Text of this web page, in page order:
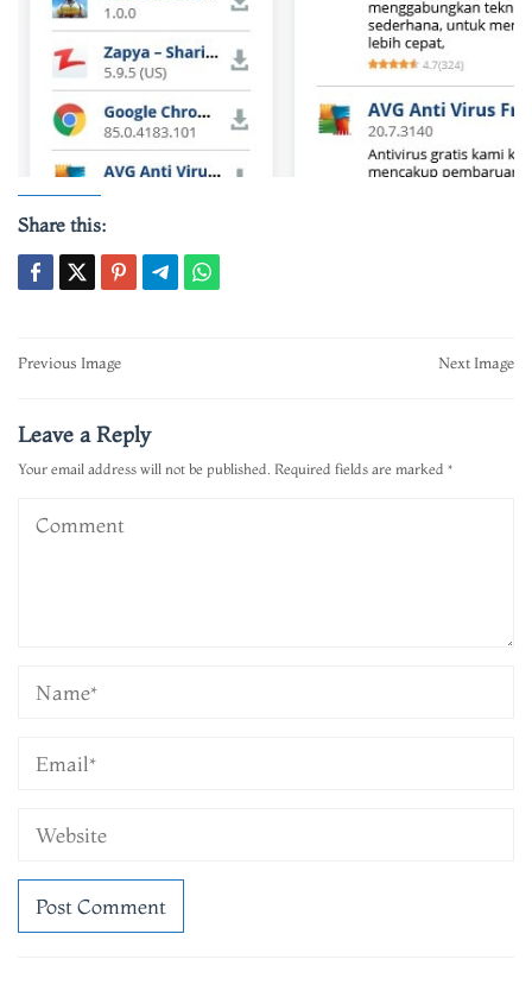
Share this:
Post
Previous Image Next Image
Leave a Reply
Your email address will not be published. Required fields are marked *